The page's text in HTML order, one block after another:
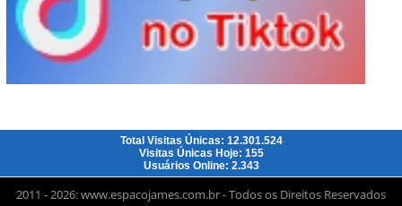
Total Visitas Únicas: 12.301.524
Visitas Únicas Hoje: 155
Usuários Online: 2.343
2011 - 2026: www.espacojames.com.br - Todos os Direitos Reservados